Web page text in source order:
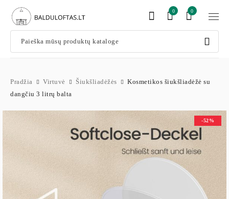
0
0
Pradžia Virtuvė Šiukšliadėžės
Kosmetikos šiukšliadėžė su
dangčiu 3 litrų balta
-52%